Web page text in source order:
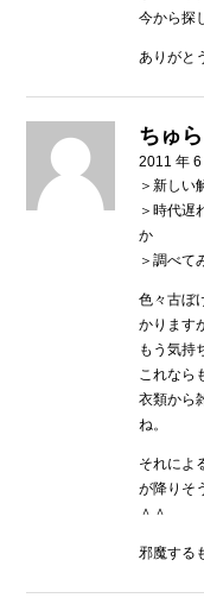
今から
ありが
ちゅら
2011 年 6
＞新しい
＞時代遅
か
＞調べて
色々古ぼ
かります
もう気持
これなら
衣類から
ね。
それによ
が降りそ
＾＾
邪魔する